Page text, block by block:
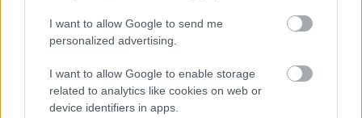
I want to allow Google to send me
personalized advertising.
I want to allow Google to enable storage
related to analytics like cookies on web or
device identifiers in apps.
Μην παραλείψετε να δοκιμάσετε το τοπικό, ροζέ
Από τις ιδανικότερες επιλογές για φαγητό, οι
ταβέρνες επάνω στην παραλία του Αυλομώνα